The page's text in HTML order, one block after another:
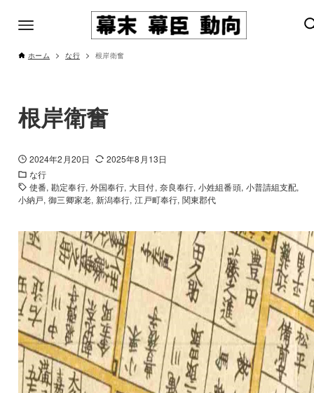
ホーム な行 根岸衛奮
根岸衛奮
2024年2月20日
2025年8月13日
な行
使番 勘定奉行 外国奉行 大目付 奈良奉行 小姓組番頭 小普請組支配
小納戸 御三卿家老 新潟奉行 江戸町奉行 関東郡代